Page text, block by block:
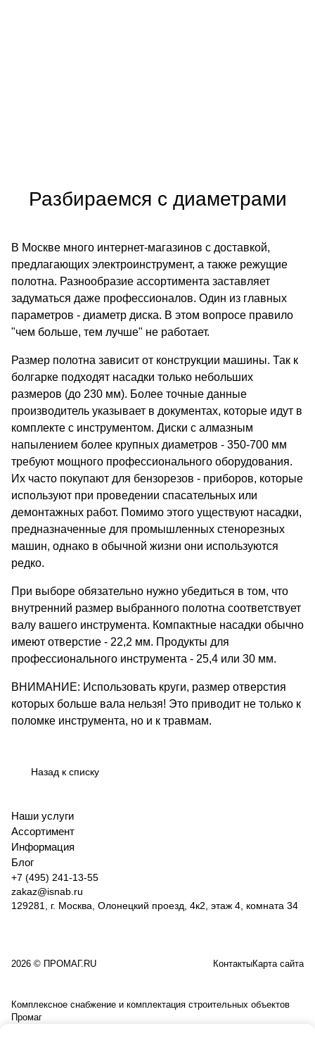
Разбираемся с диаметрами
В Москве много интернет-магазинов с доставкой,
предлагающих электроинструмент, а также режущие
полотна. Разнообразие ассортимента заставляет
задуматься даже профессионалов. Один из главных
параметров - диаметр диска. В этом вопросе правило
"чем больше, тем лучше" не работает.
Размер полотна зависит от конструкции машины. Так к
болгарке подходят насадки только небольших
размеров (до 230 мм). Более точные данные
производитель указывает в документах, которые идут в
комплекте с инструментом. Диски с алмазным
напылением более крупных диаметров - 350-700 мм
требуют мощного профессионального оборудования.
Их часто покупают для бензорезов - приборов, которые
используют при проведении спасательных или
демонтажных работ. Помимо этого уществуют насадки,
предназначенные для промышленных стенорезных
машин, однако в обычной жизни они используются
редко.
При выборе обязательно нужно убедиться в том, что
внутренний размер выбранного полотна соответствует
валу вашего инструмента. Компактные насадки обычно
имеют отверстие - 22,2 мм. Продукты для
профессионального инструмента - 25,4 или 30 мм.
ВНИМАНИЕ: Использовать круги, размер отверстия
которых больше вала нельзя! Это приводит не только к
поломке инструмента, но и к травмам.
Назад к списку
Наши услуги
Ассортимент
Информация
Блог
+7 (495) 241-13-55
zakaz@isnab.ru
129281, г. Москва, Олонецкий проезд, 4к2, этаж 4, комната 34
2026 © ПРОМАГ.RU КонтактыКарта сайта
Комплексное снабжение и комплектация строительных объектов
Промаг